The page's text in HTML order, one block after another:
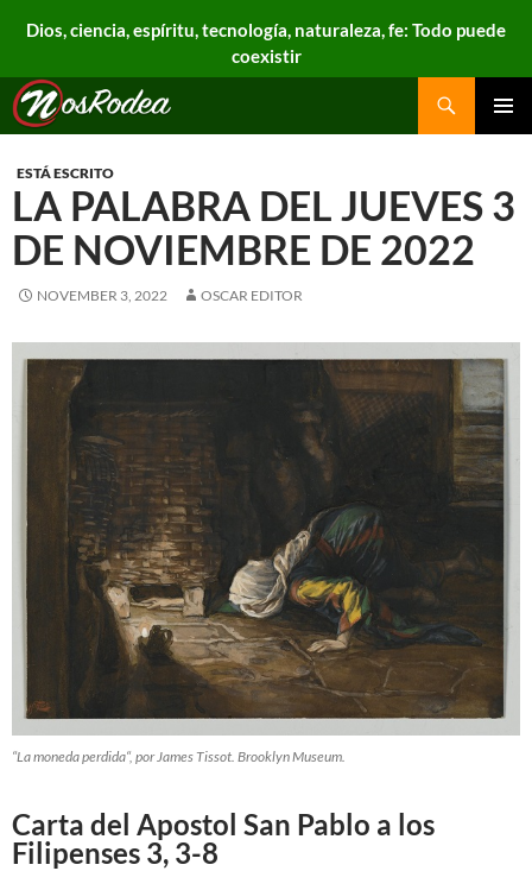
Dios, ciencia, espíritu, tecnología, naturaleza, fe: Todo puede
coexistir
Nos Rodea
Search
ESTÁ ESCRITO
LA PALABRA DEL JUEVES 3
DE NOVIEMBRE DE 2022
NOVEMBER 3, 2022 OSCAR EDITOR
“La moneda perdida“, por James Tissot. Brooklyn Museum.
Carta del Apostol San Pablo a los
Filipenses 3, 3-8